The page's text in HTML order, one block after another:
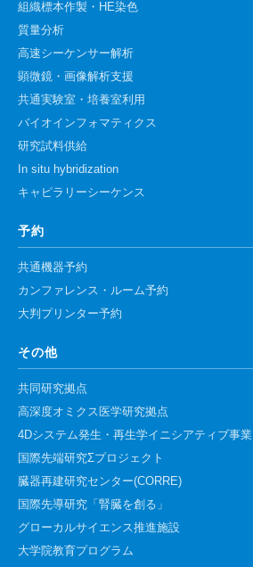
組織標本作製・HE染色
質量分析
高速シーケンサー解析
顕微鏡・画像解析支援
共通実験室・培養室利用
バイオインフォマティクス
研究試料供給
In situ hybridization
キャピラリーシーケンス
予約
共通機器予約
カンファレンス・ルーム予約
大判プリンター予約
その他
共同研究拠点
高深度オミクス医学研究拠点
4Dシステム発生・再生学イニシアティブ事業
国際先端研究Σプロジェクト
臓器再建研究センター(CORRE)
国際先導研究「腎臓を創る」
グローカルサイエンス推進施設
大学院教育プログラム